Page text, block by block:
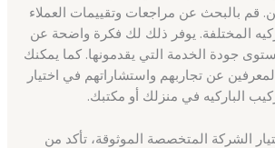
قم بالبحث عن مراجعات وتقييمات العملاء
المختلفة. يوفر ذلك لك فكرة واضحة عن
جودة الخدمة التي يقدمونها. كما يمكنك
عن تجاربهم واستشاراتهم في اختيار
الباركيه في منزلك أو مكتبك.
الشركة المتخصصة الموثوقة، تأكد من